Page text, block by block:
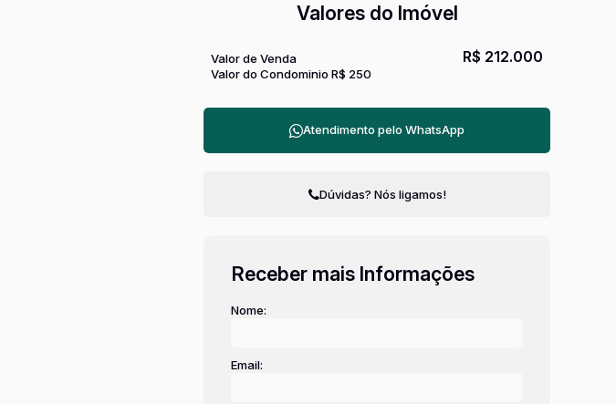
Valores do Imóvel
R$ 212.000
Valor de Venda
Valor do Condominio R$ 250
Atendimento pelo WhatsApp
Dúvidas? Nós ligamos!
Receber mais Informações
Nome:
Email: